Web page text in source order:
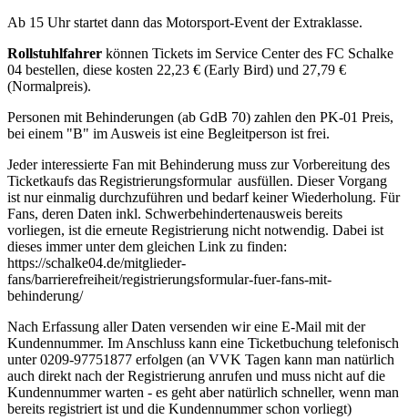
Ab 15 Uhr startet dann das Motorsport-Event der Extraklasse.
Rollstuhlfahrer können Tickets im Service Center des FC Schalke
04 bestellen, diese kosten 22,23 € (Early Bird) und 27,79 €
(Normalpreis).
Personen mit Behinderungen (ab GdB 70) zahlen den PK-01 Preis,
bei einem "B" im Ausweis ist eine Begleitperson ist frei.
Jeder interessierte Fan mit Behinderung muss zur Vorbereitung des
Ticketkaufs das Registrierungsformular ausfüllen. Dieser Vorgang
ist nur einmalig durchzuführen und bedarf keiner Wiederholung. Für
Fans, deren Daten inkl. Schwerbehindertenausweis bereits
vorliegen, ist die erneute Registrierung nicht notwendig. Dabei ist
dieses immer unter dem gleichen Link zu finden:
https://schalke04.de/mitglieder-
fans/barrierefreiheit/registrierungsformular-fuer-fans-mit-
behinderung/
Nach Erfassung aller Daten versenden wir eine E-Mail mit der
Kundennummer. Im Anschluss kann eine Ticketbuchung telefonisch
unter 0209-97751877 erfolgen (an VVK Tagen kann man natürlich
auch direkt nach der Registrierung anrufen und muss nicht auf die
Kundennummer warten - es geht aber natürlich schneller, wenn man
bereits registriert ist und die Kundennummer schon vorliegt)